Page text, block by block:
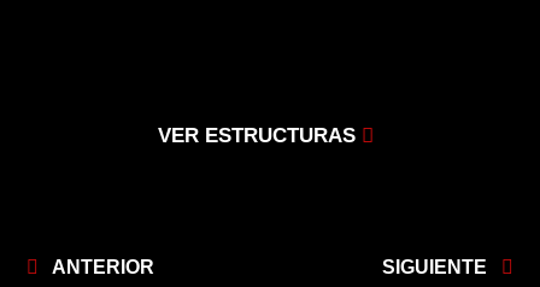
VER ESTRUCTURAS
ANTERIOR SIGUIENTE